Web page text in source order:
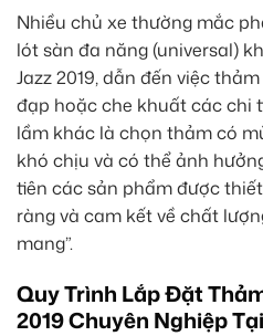
Nhiều chủ xe thường mắc
lót sàn đa năng (universal)
Jazz 2019, dẫn đến việc
đạp hoặc che khuất các chi
lầm khác là chọn thảm có
khó chịu và có thể ảnh
tiên các sản phẩm được
ràng và cam kết về chất
mang”.
Quy Trình Lắp Đặt
2019 Chuyên Nghiệp